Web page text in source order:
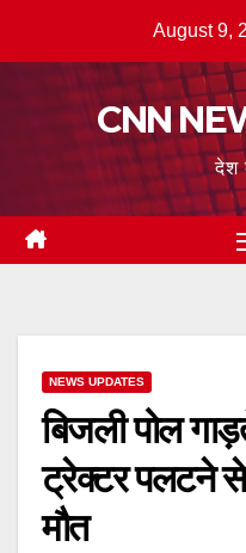
August 9,
CNN
देश
NEWS UPDATES
बिजली पोल
ट्रेक्टर पलटने
मौत